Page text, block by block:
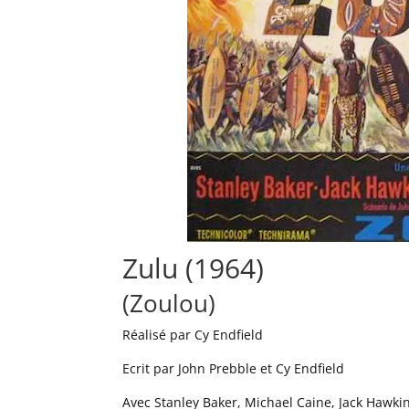
Zulu (1964)
(Zoulou)
Réalisé par Cy Endfield
Ecrit par John Prebble et Cy Endfield
Avec Stanley Baker, Michael Caine, Jack